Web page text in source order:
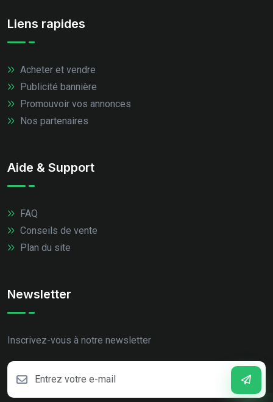
Liens rapides
Acheter et vendre
Publicité bannière
Promouvoir vos annonces
Nos partenaires
Aide & Support
FAQ
Conseils de vente
Plan du site
Newsletter
Inscrivez-vous à notre newsletter